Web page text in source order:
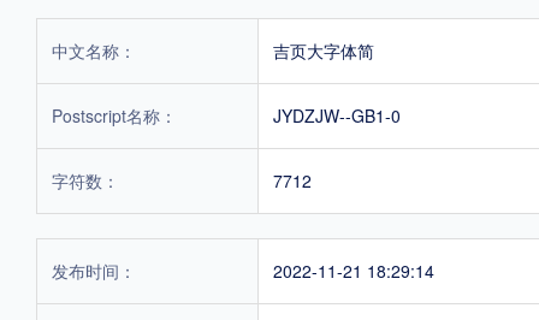
中文名称： 吉页大字体简
Postscript名称： JYDZJW--GB1-0
字符数： 7712
发布时间： 2022-11-21 18:29:14